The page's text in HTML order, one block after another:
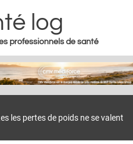
log
professionnels de santé
les pertes de poids ne se valent